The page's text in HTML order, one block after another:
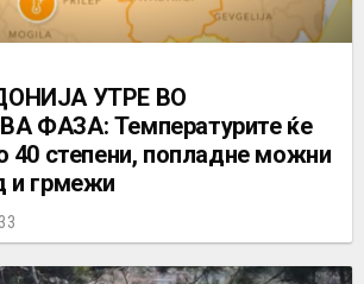
УТРЕ ВО
ФАЗА: Температурите ќе
40 степени, попладне можни
и грмежи